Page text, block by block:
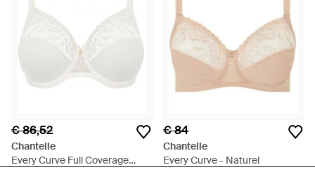
€ 86,52
Chantelle
Every Curve Full Coverage
€ 84
Chantelle
Every Curve - Naturel